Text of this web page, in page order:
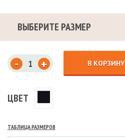
ВЫБЕРИТЕ РАЗМЕР
- + В КОРЗИНУ
ЦВЕТ
ТАБЛИЦА РАЗМЕРОВ